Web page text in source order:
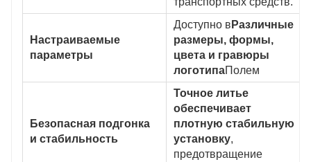
Настраиваемые
параметры
Доступно в Различные
размеры, формы,
цвета и гравюры
логотипаПолем
Безопасная подгонка
и стабильность
Точное литье
обеспечивает
плотную стабильную
установку,
предотвращение